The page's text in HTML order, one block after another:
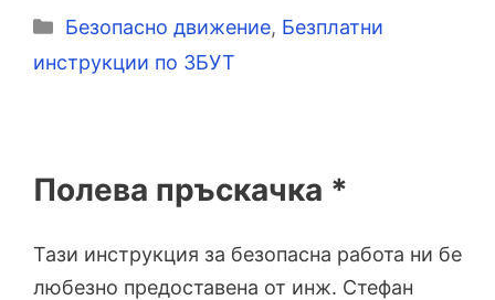
Категории
Безопасно движение, Безплатни
инструкции по ЗБУТ
Полева пръскачка *
Тази инструкция за безопасна работа ни бе
любезно предоставена от инж. Стефан